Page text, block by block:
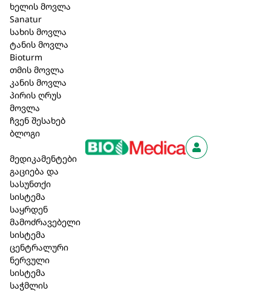
ხელის მოვლა
Sanatur
სახის მოვლა
ტანის მოვლა
Bioturm
თმის მოვლა
კანის მოვლა
პირის ღრუს
მოვლა
ჩვენ შესახებ
ბლოგი
მედიკამენტები
გაციება და
სასუნთქი
სისტემა
საყრდენ
მამოძრავებელი
სისტემა
ცენტრალური
ნერვული
სისტემა
საჭმლის
შეიცავს მაღალმთიანი Speick მცენარის
უნიკალურ ექსტრაქტს, რომელიც მიღებულია
ბიოლოგიურად რეგულირებადი ველური
მოსავლისგან (kbW).
სერტიფიცირებული ნატურალური კოსმეტიკა
(COSMOS);
არ შეიცავს ალუმინის მარილებს (ACH),
სინთეზურ არომატიზატორებსა და
საღებავებს, სილიკონებს, პარაბენებს და
მინერალურ ზეთებს;
99.9% ნატურალური წარმოშობისაა;
არ შეიცავს გლუტენს და ლაქტოზას;
დერმატოლოგიურად და ალერგიულად
ტესტირებულია;
ვეგანური.
38,00 ₾